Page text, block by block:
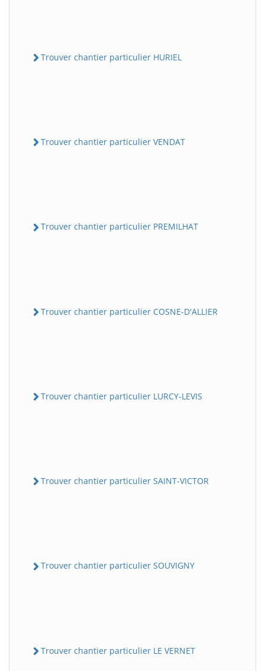
Trouver chantier particulier HURIEL
Trouver chantier particulier VENDAT
Trouver chantier particulier PREMILHAT
Trouver chantier particulier COSNE-D'ALLIER
Trouver chantier particulier LURCY-LEVIS
Trouver chantier particulier SAINT-VICTOR
Trouver chantier particulier SOUVIGNY
Trouver chantier particulier LE VERNET